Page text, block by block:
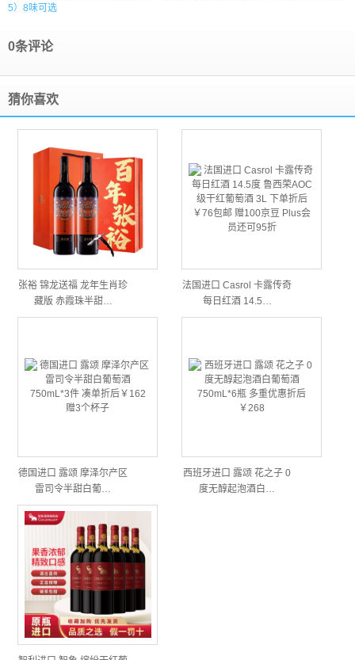
5）8味可选
0条评论
猜你喜欢
张裕 锦龙送福 龙年生肖珍
藏版 赤霞珠半甜…
法国进口 Casrol 卡露传奇
每日红酒 14.5…
德国进口 露颂 摩泽尔产区
雷司令半甜白葡…
西班牙进口 露颂 花之子 0
度无醇起泡酒白…